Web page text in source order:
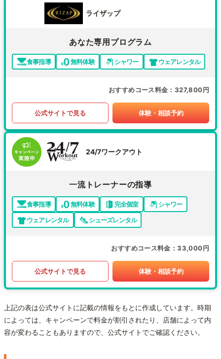
ライザップ
あなた専用プログラム
食事指導 無料体験 シャワー ウェアレンタル
おすすめコース料金 327,800円
公式サイトで見る 体験・相談予約
24/7ワークアウト
一流トレーナーの指導
食事指導 無料体験 完全個室
シャワー
ウェアレンタル
シューズレンタル
おすすめコース料金 33,000円
公式サイトで見る 体験・相談予約
上記の表は公式サイトに記載の情報をもとに作成しています。時期
によっては、キャンペーンで料金が割引されたり、店舗によって内
容が変わることもありますので、公式サイトでご確認ください。